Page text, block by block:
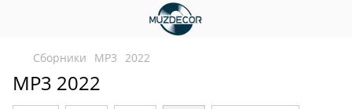
Сборники MP3 2022
MP3 2022